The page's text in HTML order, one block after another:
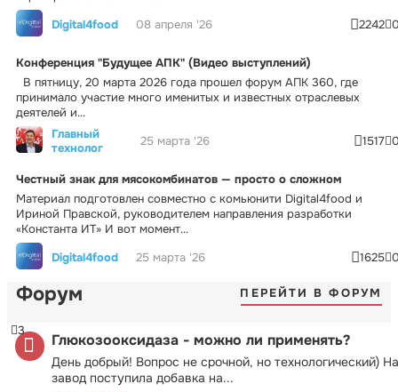
Digital4food
08 апреля '26 2242
Конференция "Будущее АПК" (Видео выступлений)
В пятницу, 20 марта 2026 года прошел форум АПК 360, где
принимало участие много именитых и известных отраслевых
деятелей и...
Главный
технолог
25 марта '26 1517
Честный знак для мясокомбинатов — просто о сложном
Материал подготовлен совместно с комьюнити Digital4food и
Ириной Правской, руководителем направления разработки
«Константа ИТ» И вот момент...
Digital4food
25 марта '26 1625
Форум ПЕРЕЙТИ В ФОРУМ
Глюкозооксидаза - можно ли применять?
День добрый! Вопрос не срочной, но технологический) На
завод поступила добавка на...
3